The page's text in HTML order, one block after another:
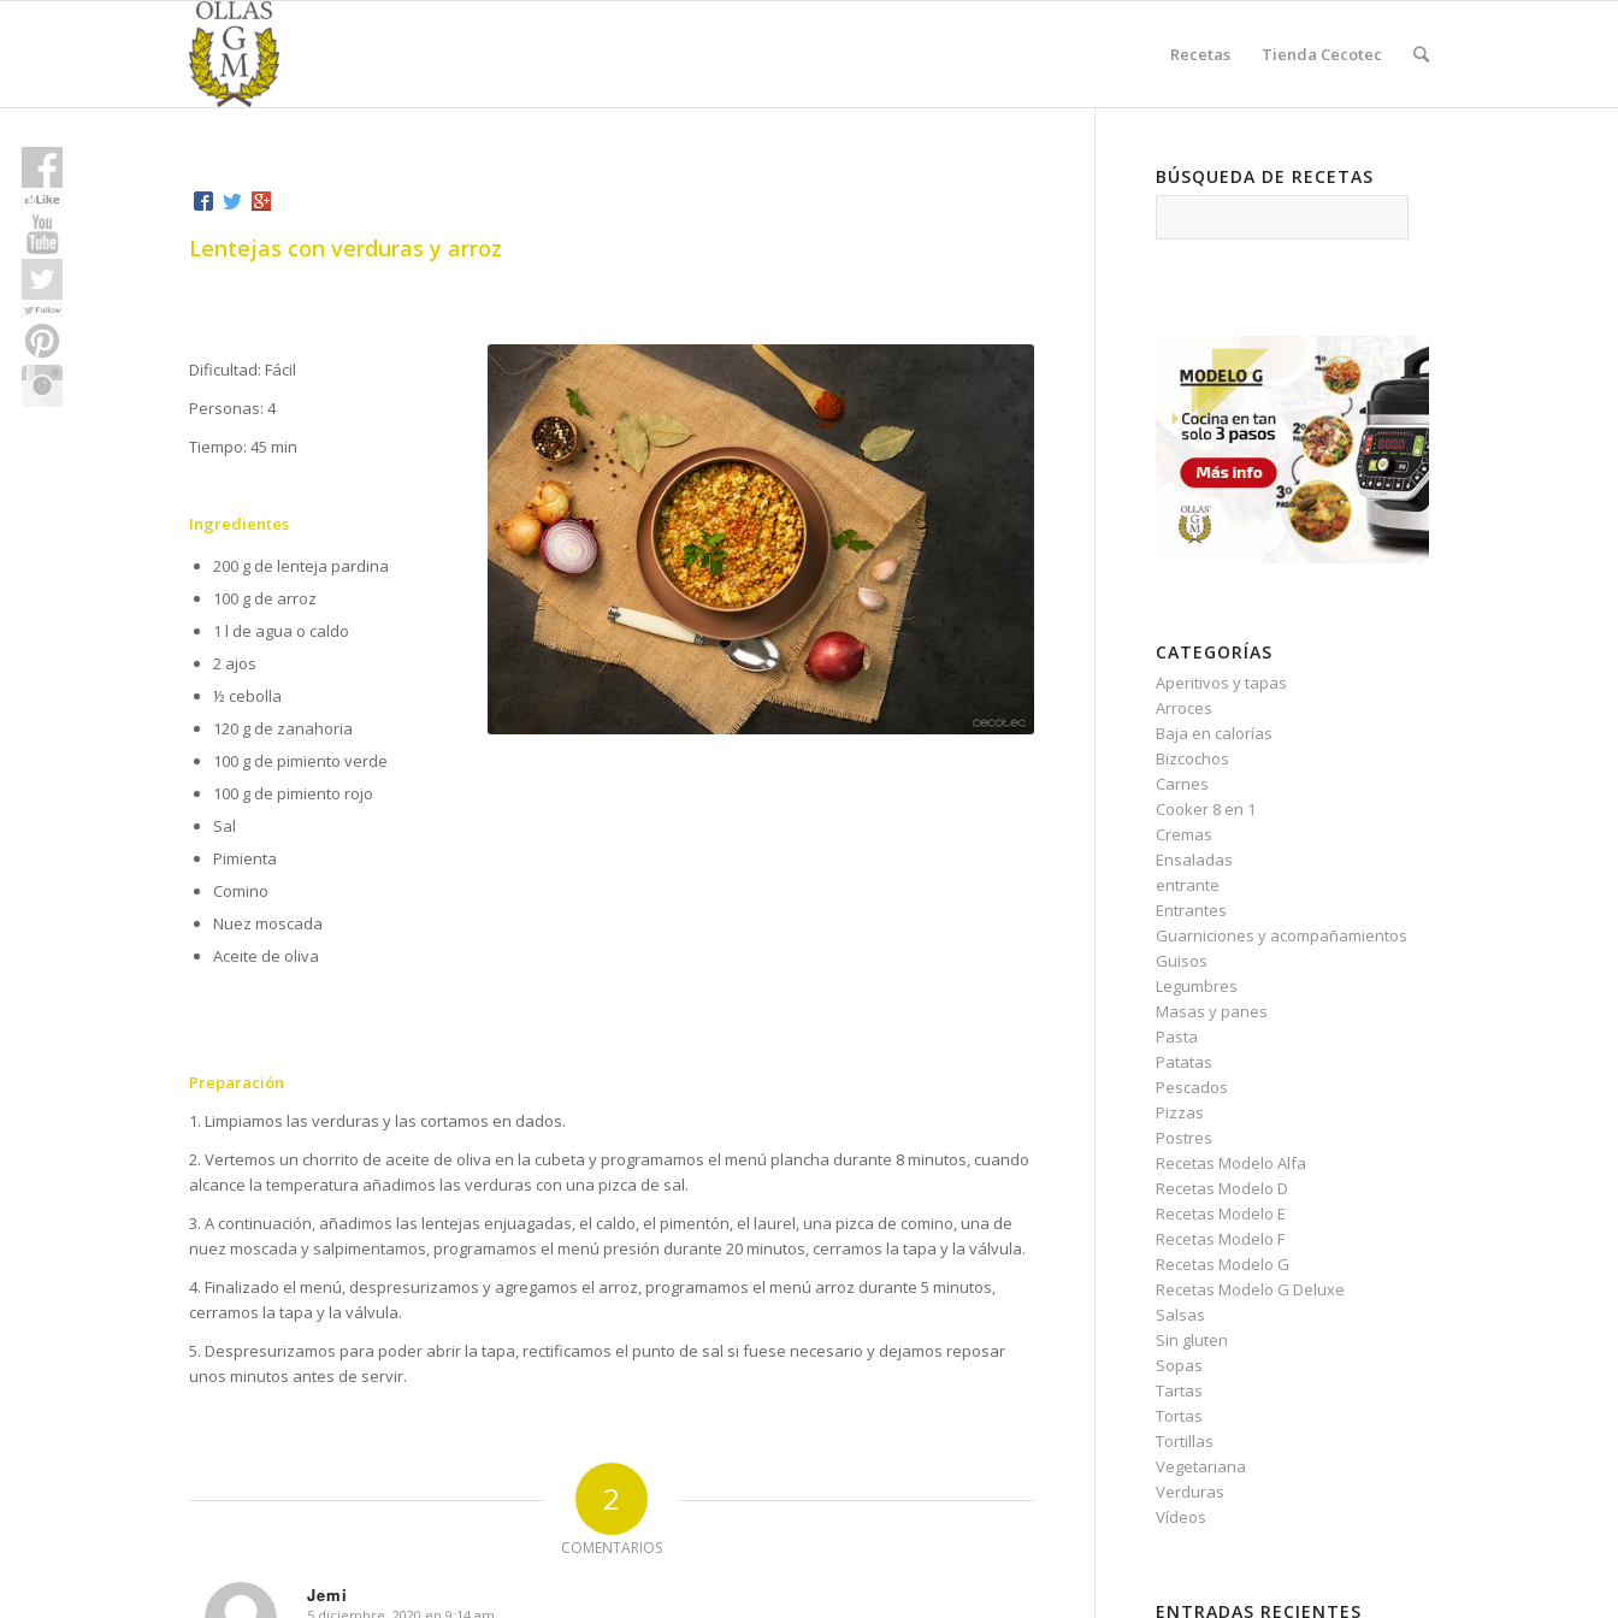
Recetas Tienda Cecotec
Lentejas con verduras y arroz
Dificultad: Fácil
Personas: 4
Tiempo: 45 min
Ingredientes
200 g de lenteja pardina
100 g de arroz
1 l de agua o caldo
2 ajos
½ cebolla
120 g de zanahoria
100 g de pimiento verde
100 g de pimiento rojo
Sal
Pimienta
Comino
Nuez moscada
Aceite de oliva
Preparación
1. Limpiamos las verduras y las cortamos en dados.
2. Vertemos un chorrito de aceite de oliva en la cubeta y programamos el menú plancha durante 8 minutos, cuando
alcance la temperatura añadimos las verduras con una pizca de sal.
3. A continuación, añadimos las lentejas enjuagadas, el caldo, el pimentón, el laurel, una pizca de comino, una de
nuez moscada y salpimentamos, programamos el menú presión durante 20 minutos, cerramos la tapa y la válvula.
4. Finalizado el menú, despresurizamos y agregamos el arroz, programamos el menú arroz durante 5 minutos,
cerramos la tapa y la válvula.
5. Despresurizamos para poder abrir la tapa, rectificamos el punto de sal si fuese necesario y dejamos reposar
unos minutos antes de servir.
2
COMENTARIOS
Jemi
BÚSQUEDA DE RECETAS
CATEGORÍAS
Aperitivos y tapas
Arroces
Baja en calorías
Bizcochos
Carnes
Cooker 8 en 1
Cremas
Ensaladas
entrante
Entrantes
Guarniciones y acompañamientos
Guisos
Legumbres
Masas y panes
Pasta
Patatas
Pescados
Pizzas
Postres
Recetas Modelo Alfa
Recetas Modelo D
Recetas Modelo E
Recetas Modelo F
Recetas Modelo G
Recetas Modelo G Deluxe
Salsas
Sin gluten
Sopas
Tartas
Tortas
Tortillas
Vegetariana
Verduras
Vídeos
ENTRADAS RECIENTES